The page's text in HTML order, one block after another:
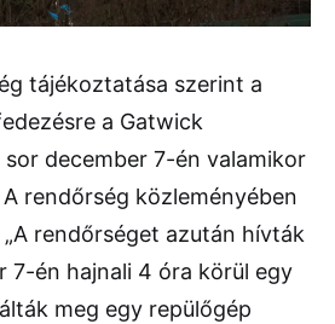
tájékoztatása szerint a
a Gatwick
december 7-én valamikor
rendőrség közleményében
rendőrséget azután hívták
7-én hajnali 4 óra körül egy
meg egy repülőgép